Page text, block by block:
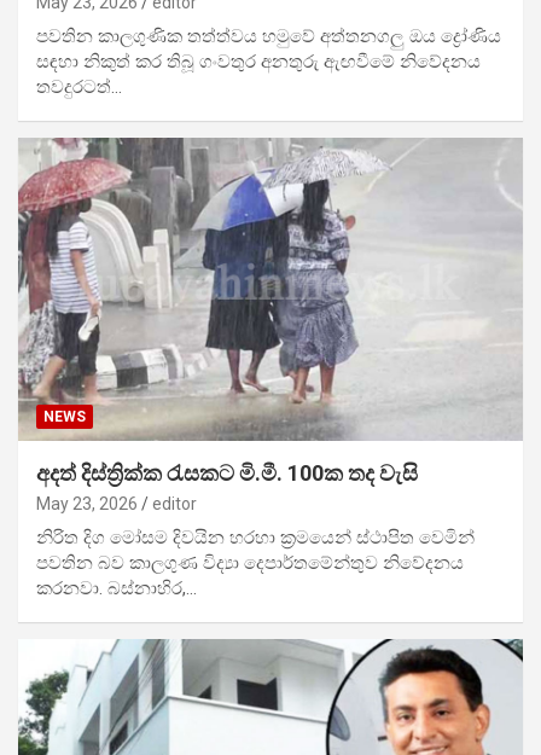
පවතින කාලගුණික තත්ත්වය හමුවේ අත්තනගලු ඔය ද්‍රෝණිය
සඳහා නිකුත් කර තිබූ ගංවතුර අනතුරු ඇඟවීමේ නිවේදනය
තවදුරටත්…
NEWS
අදත් දිස්ත්‍රික්ක රැසකට මි.මී. 100ක තද වැසි
May 23, 2026 editor
නිරිත දිග මෝසම දිවයින හරහා ක්‍රමයෙන් ස්ථාපිත වෙමින්
පවතින බව කාලගුණ විද්‍යා දෙපාර්තමේන්තුව නිවේදනය
කරනවා. බස්නාහිර,…